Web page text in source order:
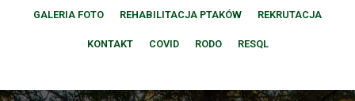
GALERIA FOTO REHABILITACJA PTAKÓW REKRUTACJA
KONTAKT COVID RODO RESQL